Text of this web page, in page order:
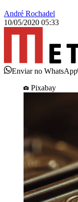
André Rochadel
10/05/2020 05:33
Enviar no WhatsApp
Pixabay